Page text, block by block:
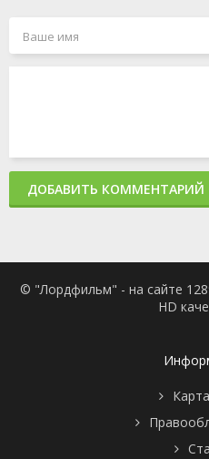
ДОБАВИТЬ КОММЕНТАРИЙ
© "Лордфильм" - на сайте
HD